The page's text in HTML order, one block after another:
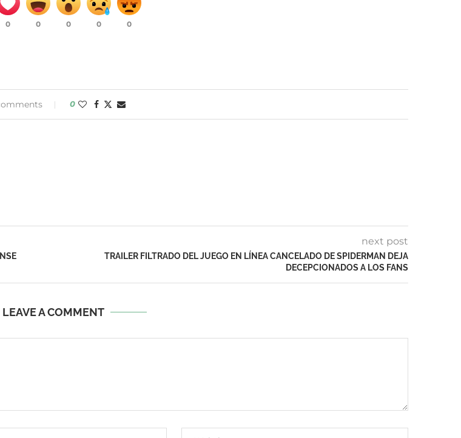
0 0 0 0 0
0
next post
TRAILER FILTRADO DEL JUEGO EN LÍNEA CANCELADO DE SPIDERMAN DEJA
DECEPCIONADOS A LOS FANS
LEAVE A COMMENT